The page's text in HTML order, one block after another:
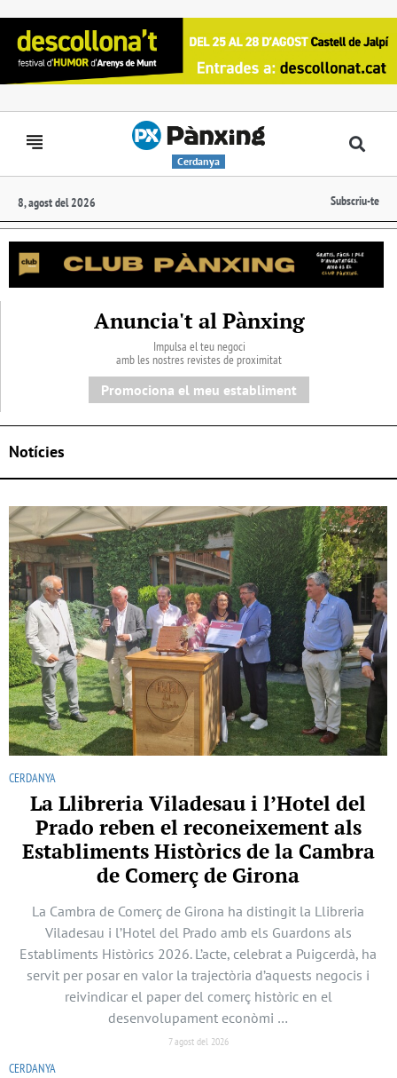
Cerdanya
8, agost del 2026 Subscriu-te
Anuncia't al Pànxing
Impulsa el teu negoci
amb les nostres revistes de proximitat
Promociona el meu establiment
Notícies
CERDANYA
La Llibreria Viladesau i l’Hotel del
Prado reben el reconeixement als
Establiments Històrics de la Cambra
de Comerç de Girona
La Cambra de Comerç de Girona ha distingit la Llibreria
Viladesau i l’Hotel del Prado amb els Guardons als
Establiments Històrics 2026. L’acte, celebrat a Puigcerdà, ha
servit per posar en valor la trajectòria d’aquests negocis i
reivindicar el paper del comerç històric en el
desenvolupament econòmi …
7 agost del 2026
CERDANYA